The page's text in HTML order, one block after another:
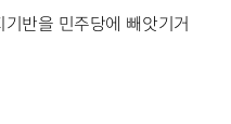
반을 민주당에 빼앗기거